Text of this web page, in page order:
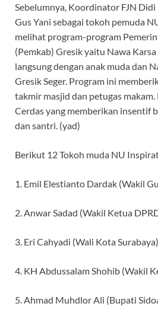
Sebelumnya, Koordinator FJN Didi
Gus Yani sebagai tokoh pemuda
melihat program-program
(Pemkab) Gresik yaitu Nawa
langsung dengan anak muda dan
Gresik Seger. Program ini
takmir masjid dan petugas
Cerdas yang memberikan insentif
dan santri. (yad)
Berikut 12 Tokoh muda NU
1. Emil Elestianto Dardak (Wakil
2. Anwar Sadad (Wakil Ketua
3. Eri Cahyadi (Wali Kota Surabaya),
4. KH Abdussalam Shohib (Wakil
5. Ahmad Muhdlor Ali (Bupati